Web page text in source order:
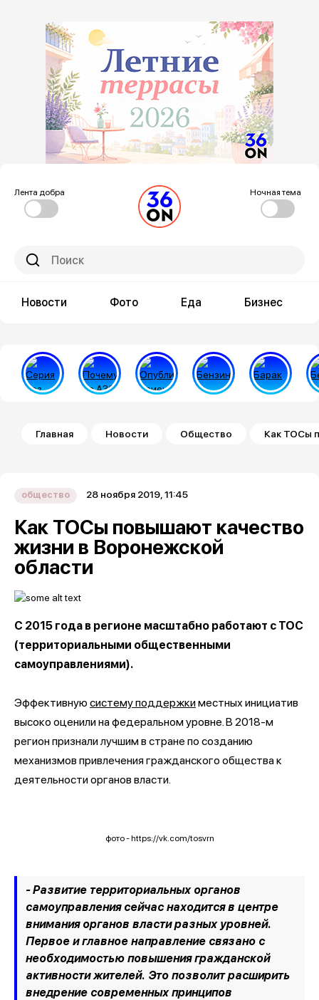
Лента добра Ночная тема
Новости Фото Еда Бизнес
Строка навигации
Главная Новости Общество Как ТОСы
общество 28 ноября 2019, 11:45
Как ТОСы повышают качество
жизни в Воронежской
области
С 2015 года в регионе масштабно работают с ТОС
(территориальными общественными
самоуправлениями).
Эффективную систему поддержкиместных инициатив
высоко оценили на федеральном уровне. В 2018-м
регион признали лучшим в стране по созданию
механизмов привлечения гражданского общества к
деятельности органов власти.
фото - https://vk.com/tosvrn
- Развитие территориальных органов
самоуправления сейчас находится в центре
внимания органов власти разных уровней.
Первое и главное направление связано с
необходимостью повышения гражданской
активности жителей. Это позволит расширить
внедрение современных принципов